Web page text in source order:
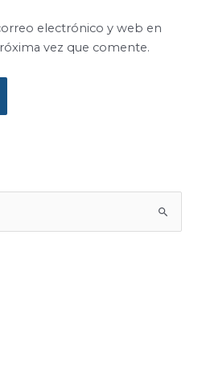
electrónico y web en
vez que comente.